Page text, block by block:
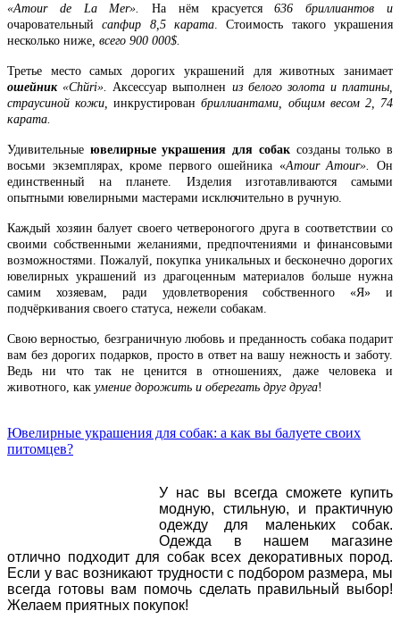
«Amour de La Mer».
На нём красуется636 бриллиантов и
очаровательный сапфир 8,5 карата. Стоимость такого украшения
несколько ниже, всего 900 000$.
Третье место самых дорогих украшений для животных занимает
ошейник «Chйri».Аксессуар выполнен из белого золота и платины,
страусиной кожи,инкрустирован бриллиантами, общим весом 2, 74
карата.
Удивительные ювелирные украшения для собак созданы только в
восьми экземплярах, кроме первого ошейника «Amour Amour».Он
единственный на планете. Изделия изготавливаются самыми
опытными ювелирными мастерами исключительно в ручную.
Каждый хозяин балует своего четвероногого друга в соответствии со
своими собственными желаниями, предпочтениями и финансовыми
возможностями. Пожалуй, покупка уникальных и бесконечно дорогих
ювелирных украшений из драгоценным материалов больше нужна
самим хозяевам, ради удовлетворения собственного «Я» и
подчёркивания своего статуса, нежели собакам.
Свою верностью, безграничную любовь и преданность собака подарит
вам без дорогих подарков, просто в ответ на вашу нежность и заботу.
Ведь ни что так не ценится в отношениях, даже человека и
животного, как умение дорожить и оберегать друг друга!
Ювелирные украшения для собак: а как вы балуете своих
питомцев?
У нас вы всегда сможете купить
модную, стильную, и практичную
одежду для маленьких собак.
Одежда в нашем магазине
отлично подходит для собак всех декоративных пород.
Если у вас возникают трудности с подбором размера, мы
всегда готовы вам помочь сделать правильный выбор!
Желаем приятных покупок!